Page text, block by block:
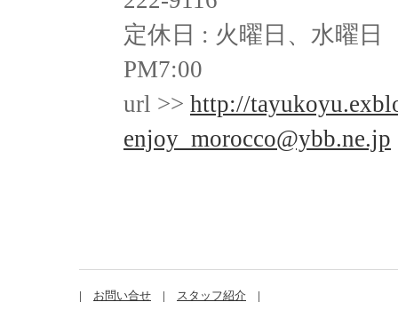
定休日 : 火曜日、水曜
PM7:00
url >> http://
enjoy_morocco@ybb.ne.jp
お問い合せ スタッフ紹介